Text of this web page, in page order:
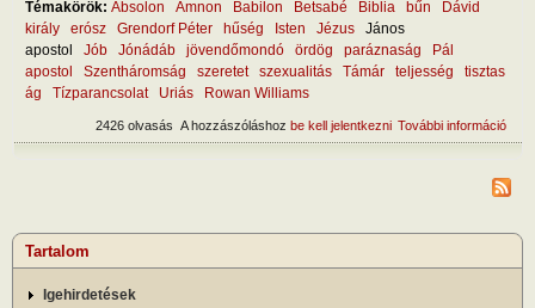
Témakörök: Absolon Amnon Babilon Betsabé Biblia bűn
Dávid
király
erósz Grendorf Péter hűség Isten Jézus
János
apostol
Jób Jónádáb jövendőmondó ördög paráznaság
Pál
apostol
Szentháromság szeretet szexualitás Támár teljesség
tisztas
ág
Tízparancsolat Uriás Rowan Williams
További információ
A hozzászóláshoz be kell jelentkezni
2426 olvasás
Tartalom
Igehirdetések